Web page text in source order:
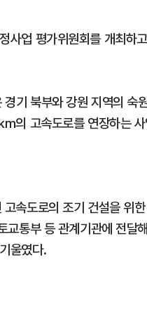
업 평가위원회를 개최하
기 북부와 강원 지역의
의 고속도로를 연장하는
속도로의 조기 건설을 위
통부 등 관계기관에 전달
울였다.